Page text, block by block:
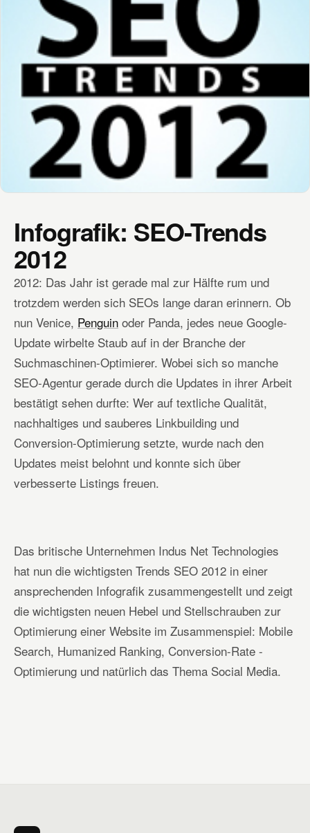
Infografik: SEO-Trends
2012
2012: Das Jahr ist gerade mal zur Hälfte rum und
trotzdem werden sich SEOs lange daran erinnern. Ob
nun Venice, Penguin oder Panda, jedes neue Google-
Update wirbelte Staub auf in der Branche der
Suchmaschinen-Optimierer. Wobei sich so manche
SEO-Agentur gerade durch die Updates in ihrer Arbeit
bestätigt sehen durfte: Wer auf textliche Qualität,
nachhaltiges und sauberes Linkbuilding und
Conversion-Optimierung setzte, wurde nach den
Updates meist belohnt und konnte sich über
verbesserte Listings freuen.
Das britische Unternehmen Indus Net Technologies
hat nun die wichtigsten Trends SEO 2012 in einer
ansprechenden Infografik zusammengestellt und zeigt
die wichtigsten neuen Hebel und Stellschrauben zur
Optimierung einer Website im Zusammenspiel: Mobile
Search, Humanized Ranking, Conversion-Rate -
Optimierung und natürlich das Thema Social Media.